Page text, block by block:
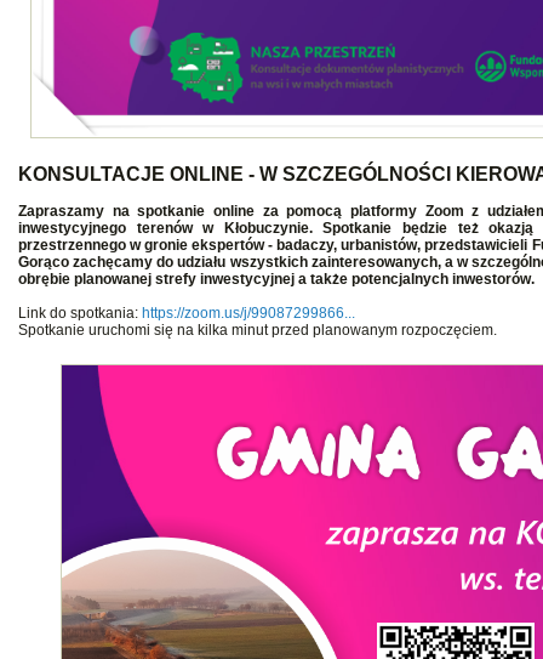
KONSULTACJE ONLINE - W SZCZEGÓLNOŚCI
Zapraszamy na spotkanie online za pomocą platformy Zoom z
inwestycyjnego terenów w Kłobuczynie. Spotkanie będzie też
przestrzennego w gronie ekspertów - badaczy, urbanistów, przedstawicieli
Gorąco zachęcamy do udziału wszystkich zainteresowanych, a w
obrębie planowanej strefy inwestycyjnej a także potencjalnych inwestorów.
Link do spotkania: https://zoom.us/j/99087299866...
Spotkanie uruchomi się na kilka minut przed planowanym rozpoczęciem.